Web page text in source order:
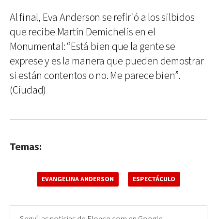
Al final, Eva Anderson se refirió a los silbidos
que recibe Martín Demichelis en el
Monumental: “Está bien que la gente se
exprese y es la manera que pueden demostrar
si están contentos o no. Me parece bien”.
(Ciudad)
Temas:
EVANGELINA ANDERSON ESPECTÁCULO